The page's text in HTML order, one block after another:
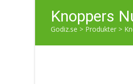
Knoppers
Godiz.se > Produkter >